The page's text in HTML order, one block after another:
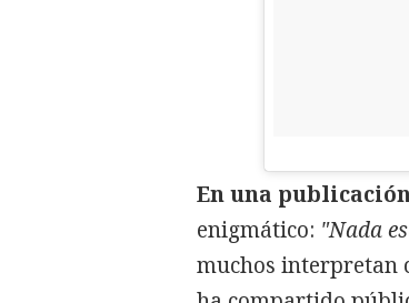
En una
enigmático: "Nada
muchos interpretan